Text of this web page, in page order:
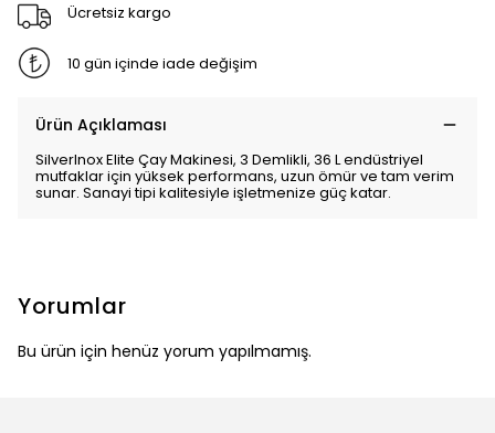
Ücretsiz kargo
10 gün içinde iade değişim
Ürün Açıklaması
SilverInox Elite Çay Makinesi, 3 Demlikli, 36 L endüstriyel
mutfaklar için yüksek performans, uzun ömür ve tam verim
sunar. Sanayi tipi kalitesiyle işletmenize güç katar.
Yorumlar
Bu ürün için henüz yorum yapılmamış.